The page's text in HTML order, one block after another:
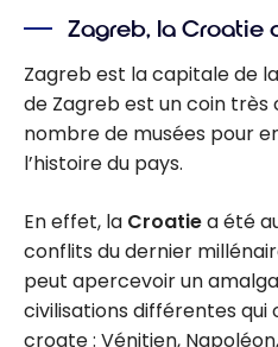
est bas et le
dollar canadien
avantageux
Zagreb, la Croatie
Zagreb est la capitale de la
de Zagreb est un coin
nombre de musées pour
l’histoire du pays.
En effet, la Croatiea été
conflits du dernier
peut apercevoir un
civilisations différentes
croate : Vénitien,